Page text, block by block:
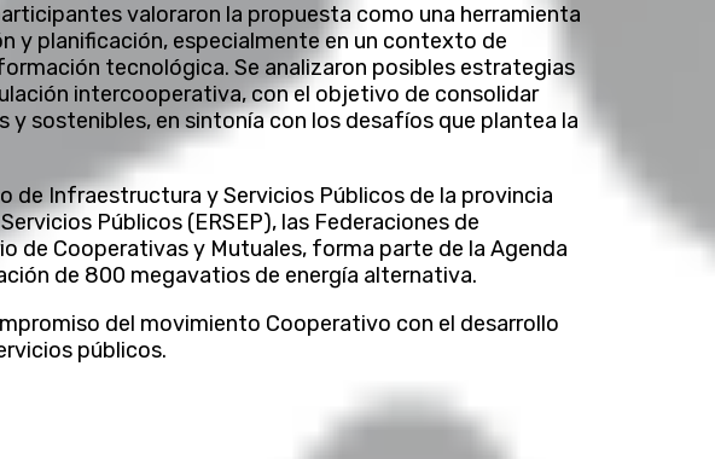
valoraron la propuesta como una herramienta
y planificación, especialmente en un contexto de
tecnológica. Se analizaron posibles estrategias
intercooperativa, con el objetivo de consolidar
sostenibles, en sintonía con los desafíos que plantea la
de Infraestructura y Servicios Públicos de la provincia
Públicos (ERSEP), las Federaciones de
de Cooperativas y Mutuales, forma parte de la Agenda
de 800 megavatios de energía alternativa.
del movimiento Cooperativo con el desarrollo
públicos.